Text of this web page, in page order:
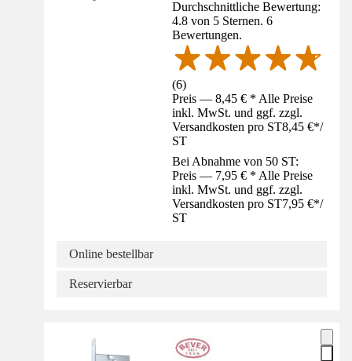
Durchschnittliche Bewertung:
4.8 von 5 Sternen. 6
Bewertungen.
(6)
Preis — 8,45 € * Alle Preise
inkl. MwSt. und ggf. zzgl.
Versandkosten pro ST8,45 €*/
ST
Bei Abnahme von 50 ST:
Preis — 7,95 € * Alle Preise
inkl. MwSt. und ggf. zzgl.
Versandkosten pro ST7,95 €*/
ST
Online bestellbar
Reservierbar